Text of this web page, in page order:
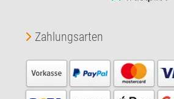
Zahlungsarten